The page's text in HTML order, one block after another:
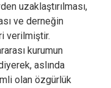
uzaklaştırılması,
ve derneğin
verilmiştir.
kurumun
aslında
olan özgürlük